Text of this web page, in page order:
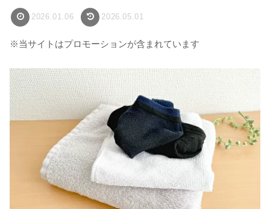
2026.01.06 2026.05.01
※当サイトはプロモーションが含まれています